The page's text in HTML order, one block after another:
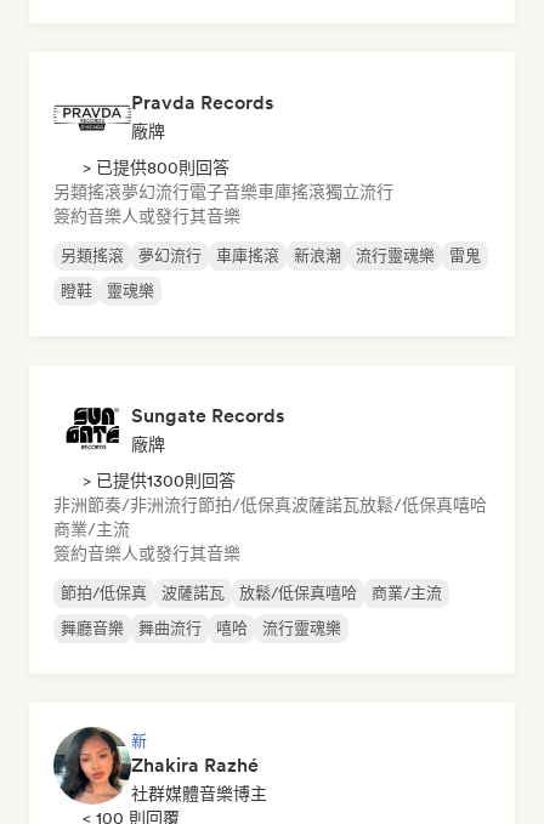
Pravda Records
廠牌
> 已提供800則回答
另類搖滾夢幻流行電子音樂車庫搖滾獨立流行
簽約音樂人或發行其音樂
另類搖滾 夢幻流行 車庫搖滾 新浪潮 流行靈魂樂
雷鬼
瞪鞋
靈魂樂
Sungate Records
廠牌
> 已提供1300則回答
非洲節奏/非洲流行節拍/低保真波薩諾瓦放鬆/低保真嘻哈
商業/主流
簽約音樂人或發行其音樂
節拍/低保真 波薩諾瓦 放鬆/低保真嘻哈
商業/主流
舞廳音樂
舞曲流行 嘻哈 流行靈魂樂
新
Zhakira Razhé
社群媒體音樂博主
< 100 則回覆